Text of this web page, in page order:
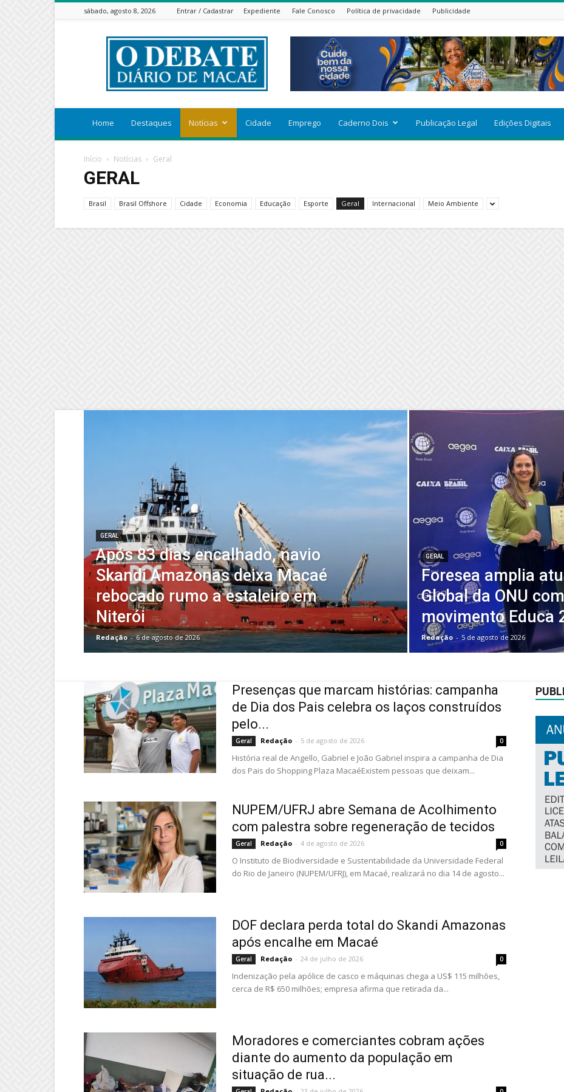
sábado, agosto 8, 2026 Entrar / Cadastrar Expediente Fale Conosco Política de privacidade Publicidade
ODEBATEON
Home Destaques Notícias Cidade Emprego Caderno Dois Publicação Legal Edições Digitais
Início Notícias Geral
GERAL
Brasil Brasil Offshore Cidade Economia Educação Esporte Geral Internacional Meio Ambiente
GERAL
Após 83 dias encalhado, navio
Skandi Amazonas deixa Macaé
rebocado rumo a estaleiro em
Niterói
Redação - 6 de agosto de 2026
GERAL
Foresea amplia
Global da ONU
movimento Educa
Redação - 5 de agosto de 2026
Presenças que marcam histórias: campanha
de Dia dos Pais celebra os laços construídos
pelo...
Geral Redação - 5 de agosto de 2026 0
História real de Angello, Gabriel e João Gabriel inspira a campanha de Dia
dos Pais do Shopping Plaza MacaéExistem pessoas que deixam...
NUPEM/UFRJ abre Semana de Acolhimento
com palestra sobre regeneração de tecidos
Geral Redação - 4 de agosto de 2026 0
O Instituto de Biodiversidade e Sustentabilidade da Universidade Federal
do Rio de Janeiro (NUPEM/UFRJ), em Macaé, realizará no dia 14 de agosto...
DOF declara perda total do Skandi Amazonas
após encalhe em Macaé
Geral Redação - 24 de julho de 2026 0
Indenização pela apólice de casco e máquinas chega a US$ 115 milhões,
cerca de R$ 650 milhões; empresa afirma que retirada da...
Moradores e comerciantes cobram ações
diante do aumento da população em
situação de rua...